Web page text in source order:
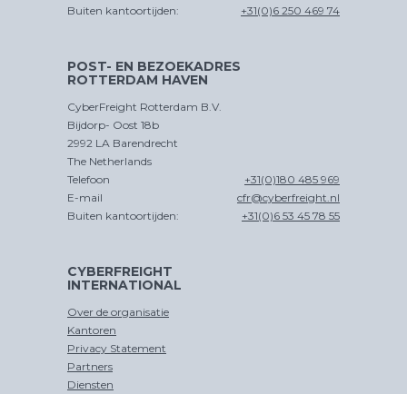
Buiten kantoortijden:
+31(0)6 250 469 74
POST- EN BEZOEKADRES
ROTTERDAM HAVEN
CyberFreight Rotterdam B.V.
Bijdorp- Oost 18b
2992 LA Barendrecht
The Netherlands
Telefoon
+31(0)180 485 969
E-mail
cfr@cyberfreight.nl
Buiten kantoortijden:
+31(0)6 53 45 78 55
CYBERFREIGHT
INTERNATIONAL
Over de organisatie
Kantoren
Privacy Statement
Partners
Diensten